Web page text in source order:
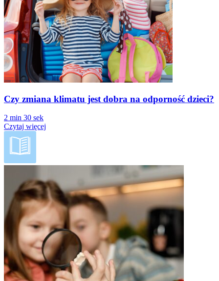
Czy zmiana klimatu jest dobra na odporność dzieci?
2 min 30 sek
Czytaj więcej